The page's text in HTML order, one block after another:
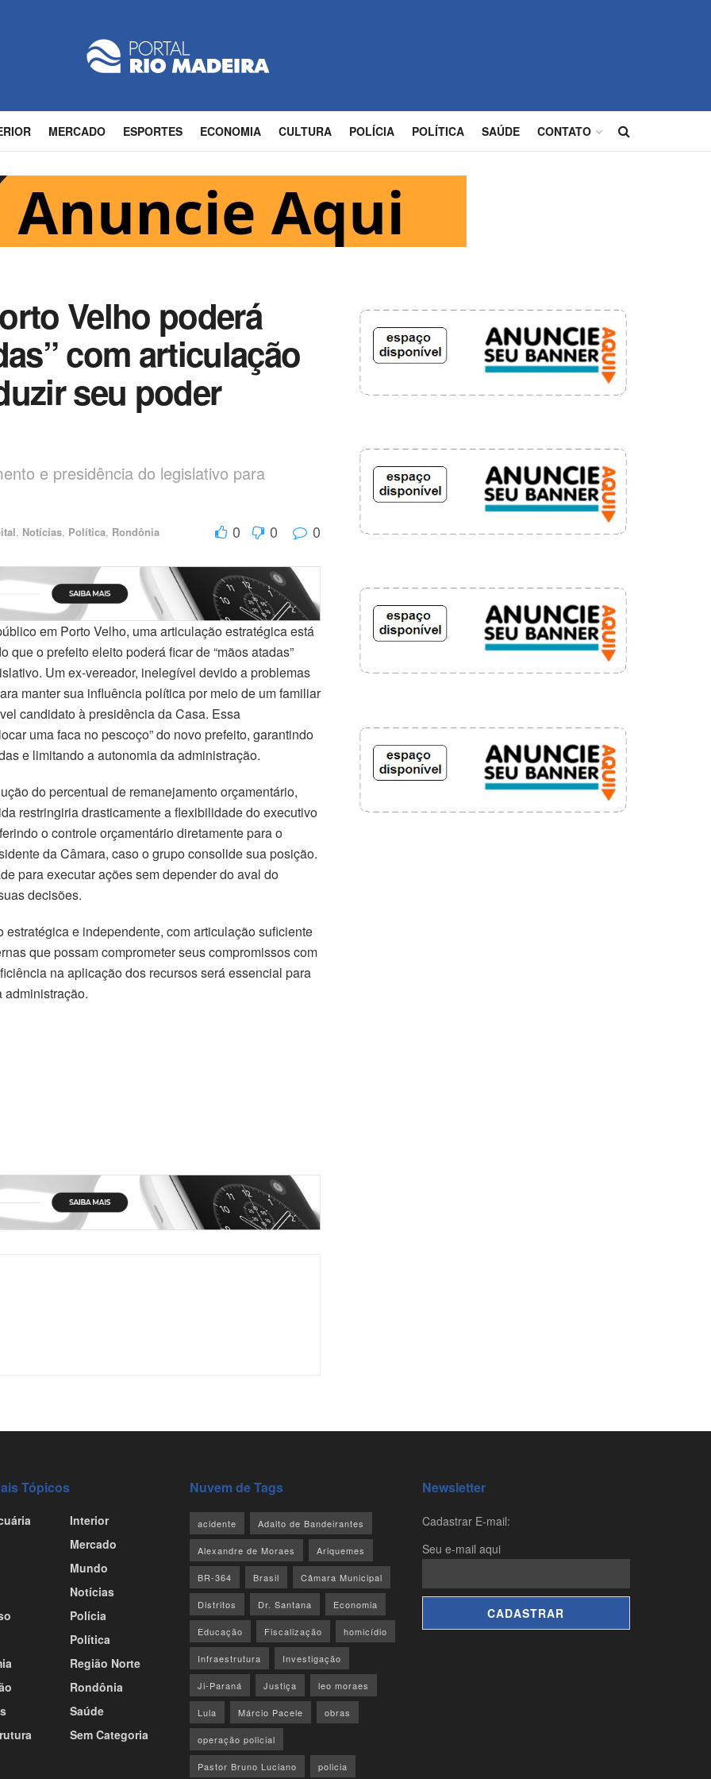
MERCADO ESPORTES ECONOMIA CULTURA POLÍCIA POLÍTICA SAÚDE CONTATO
Velho poderá
com articulação
seu poder
e presidência do legislativo para
, Notícias, Política, Rondônia 0 0 0
em Porto Velho, uma articulação estratégica está
o prefeito eleito poderá ficar de “mãos atadas”
Um ex-vereador, inelegível devido a problemas
manter sua influência política por meio de um familiar
candidato à presidência da Casa. Essa
uma faca no pescoço” do novo prefeito, garantindo
e limitando a autonomia da administração.
do percentual de remanejamento orçamentário,
restringiria drasticamente a flexibilidade do executivo
o controle orçamentário diretamente para o
da Câmara, caso o grupo consolide sua posição.
para executar ações sem depender do aval do
decisões.
e independente, com articulação suficiente
que possam comprometer seus compromissos com
na aplicação dos recursos será essencial para
administração.
Tópicos
Interior
Mercado
Mundo
Notícias
Polícia
Política
Região Norte
Rondônia
Saúde
Sem Categoria
Nuvem de Tags
acidente Adalto de Bandeirantes
Alexandre de Moraes Ariquemes
BR-364 Brasil Câmara Municipal
Distritos Dr. Santana Economia
Educação Fiscalização homicídio
Infraestrutura Investigação
Ji-Paraná Justiça leo moraes
Lula Márcio Pacele obras
operação policial
Pastor Bruno Luciano policia
Newsletter
Cadastrar E-mail:
Seu e-mail aqui